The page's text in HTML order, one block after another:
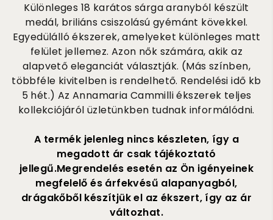
Különleges 18 karátos sárga aranyból készült
medál, briliáns csiszolású gyémánt kövekkel.
Egyedülálló ékszerek, amelyeket különleges matt
felület jellemez. Azon nők számára, akik az
alapvető eleganciát választják. (Más színben,
többféle kivitelben is rendelhető. Rendelési idő kb
5 hét.) Az Annamaria Cammilli ékszerek teljes
kollekciójáról üzletünkben tudnak informálódni.
A termék jelenleg nincs készleten, így a
megadott ár csak tájékoztató
jellegű.Megrendelés esetén az Ön igényeinek
megfelelő és árfekvésű alapanyagból,
drágakőből készítjük el az ékszert, így az ár
változhat.